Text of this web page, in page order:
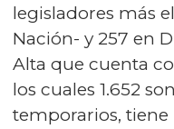
legisladores más
Nación- y 257 en
Alta que cuenta
los cuales 1.652
temporarios, tiene